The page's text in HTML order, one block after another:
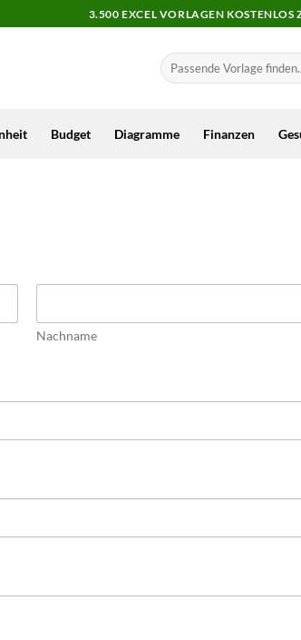
3.500 EXCEL VORLAGEN
Budget Diagramme Finanzen
Nachname